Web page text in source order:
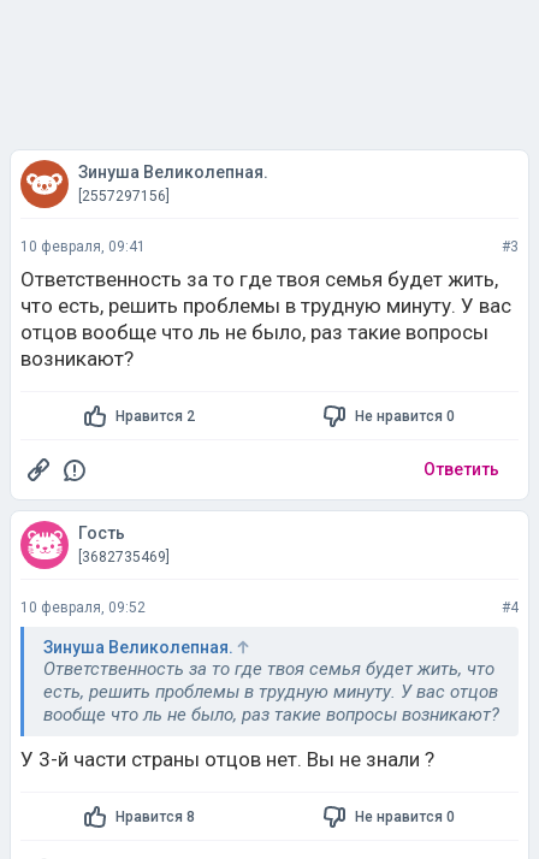
Зинуша Великолепная.
[2557297156]
10 февраля, 09:41 #3
Ответственность за то где твоя семья будет жить,
что есть, решить проблемы в трудную минуту. У вас
отцов вообще что ль не было, раз такие вопросы
возникают?
Нравится 2 Не нравится 0
Ответить
Гость
[3682735469]
10 февраля, 09:52 #4
Зинуша Великолепная.
Ответственность за то где твоя семья будет жить, что
есть, решить проблемы в трудную минуту. У вас отцов
вообще что ль не было, раз такие вопросы возникают?
У 3-й части страны отцов нет. Вы не знали ?
Нравится 8 Не нравится 0